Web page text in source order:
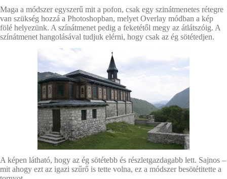
Maga a módszer egyszerű mit a pofon, csak egy szinátmenetes rétegre
van szükség hozzá a Photoshopban, melyet Overlay módban a kép
fölé helyezünk. A színátmenet pedig a feketétől megy az átlátszóig. A
színátmenet hangolásával tudjuk elérni, hogy csak az ég sötétedjen.
A képen látható, hogy az ég sötétebb és részletgazdagabb lett. Sajnos –
mit ahogy ezt az igazi szűrő is tette volna, ez a módszer besötétitette a